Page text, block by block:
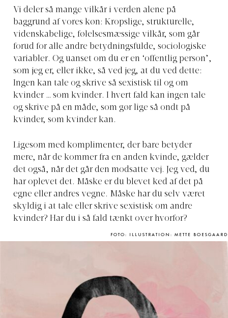
Vi deler så mange vilkår i verden alene på
baggrund af vores køn: Kropslige, strukturelle,
videnskabelige, følelsesmæssige vilkår, som går
forud for alle andre betydningsfulde, sociologiske
variabler. Og uanset om du er en ‘offentlig person’,
som jeg er, eller ikke, så ved jeg, at du ved dette:
Ingen kan tale og skrive så sexistisk til og om
kvinder … som kvinder. I hvert fald kan ingen tale
og skrive på en måde, som gør lige så ondt på
kvinder, som kvinder kan.
Ligesom med komplimenter, der bare betyder
mere, når de kommer fra en anden kvinde, gælder
det også, når det går den modsatte vej. Jeg ved, du
har oplevet det. Måske er du blevet ked af det på
egne eller andres vegne. Måske har du selv været
skyldig i at tale eller skrive sexistisk om andre
kvinder? Har du i så fald tænkt over hvorfor?
FOTO: ILLUSTRATION: METTE BOESGAARD